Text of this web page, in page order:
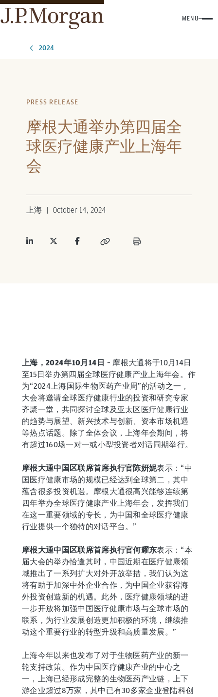
MENU
2024
PRESS RELEASE
摩根大通举办第四届全
球医疗健康产业上海年
会
上海 October 14, 2024
上海，2024年10月14日 – 摩根大通将于10月14日
至15日举办第四届全球医疗健康产业上海年会。作
为“2024上海国际生物医药产业周”的活动之一，
大会将邀请全球医疗健康行业的投资和研究专家
齐聚一堂，共同探讨全球及亚太区医疗健康行业
的趋势与展望、新兴技术与创新、资本市场机遇
等热点话题。除了全体会议，上海年会期间，将
有超过160场一对一或小型投资者对话同期举行。
摩根大通中国区联席首席执行官陈妍妮表示：“中
国医疗健康市场的规模已经达到全球第二，其中
蕴含很多投资机遇。摩根大通很高兴能够连续第
四年举办全球医疗健康产业上海年会，发挥我们
在这一重要领域的专长，为中国和全球医疗健康
行业提供一个独特的对话平台。”
摩根大通中国区联席首席执行官何耀东表示：“本
届大会的举办恰逢其时，中国近期在医疗健康领
域推出了一系列扩大对外开放举措，我们认为这
将有助于加深中外企业合作，为中国企业获得海
外投资创造新的机遇。此外，医疗健康领域的进
一步开放将加强中国医疗健康市场与全球市场的
联系，为行业发展创造更加积极的环境，继续推
动这个重要行业的转型升级和高质量发展。”
上海今年以来也发布了对于生物医药产业的新一
轮支持政策。作为中国医疗健康产业的中心之
一，上海已经形成完整的生物医药产业链，上下
游企业超过8万家，其中已有30多家企业登陆科创